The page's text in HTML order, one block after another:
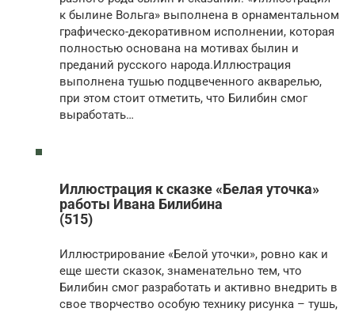
к былине Вольга» выполнена в орнаментальном
графическо-декоративном исполнении, которая
полностью основана на мотивах былин и
преданий русского народа.Иллюстрация
выполнена тушью подцвеченного акварелью,
при этом стоит отметить, что Билибин смог
выработать…
Иллюстрация к сказке «Белая уточка»
работы Ивана Билибина
(515)
Иллюстрирование «Белой уточки», ровно как и
еще шести сказок, знаменательно тем, что
Билибин смог разработать и активно внедрить в
свое творчество особую технику рисунка – тушь,